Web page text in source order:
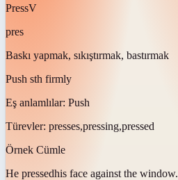
PressV
pres
Baskı yapmak, sıkıştırmak, bastırmak
Push sth firmly
Eş anlamlılar: Push
Türevler: presses,pressing,pressed
Örnek Cümle
He pressedhis face against the window.